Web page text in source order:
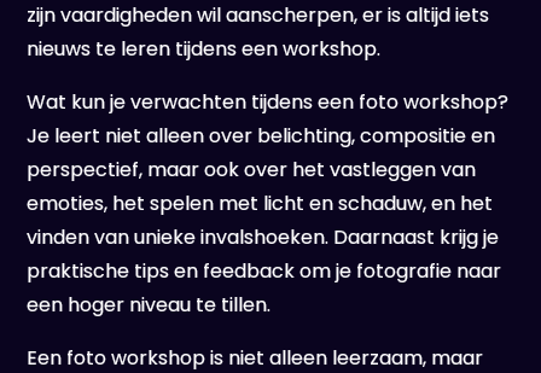
zijn vaardigheden wil aanscherpen, er is altijd iets
nieuws te leren tijdens een workshop.
Wat kun je verwachten tijdens een foto workshop?
Je leert niet alleen over belichting, compositie en
perspectief, maar ook over het vastleggen van
emoties, het spelen met licht en schaduw, en het
vinden van unieke invalshoeken. Daarnaast krijg je
praktische tips en feedback om je fotografie naar
een hoger niveau te tillen.
Een foto workshop is niet alleen leerzaam, maar